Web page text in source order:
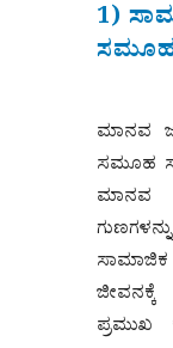
1)
ಸಮೂಹ
ಮಾನವ
ಸಮೂಹ
ಮಾನವ
ಪ್ರಮುಖ